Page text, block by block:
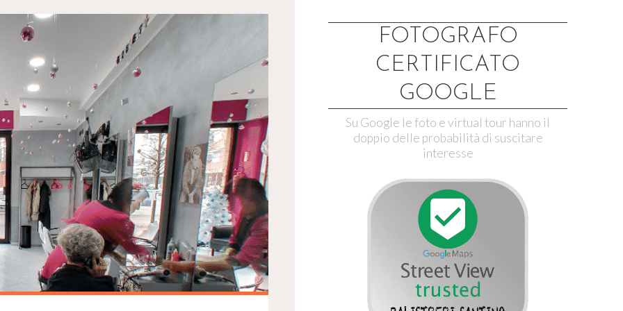
FOTOGRAFO
CERTIFICATO
GOOGLE
Su Google le foto e virtual tour hanno il
doppio delle probabilità di suscitare
interesse